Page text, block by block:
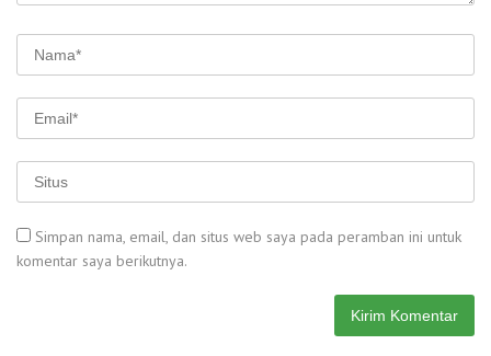
Simpan nama, email, dan situs web saya pada peramban ini untuk
komentar saya berikutnya.